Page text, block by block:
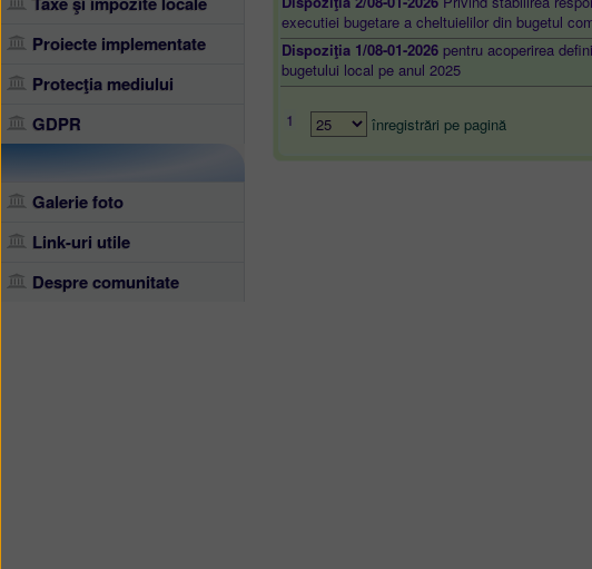
Proiecte implementate
Protecţia mediului
GDPR
Galerie foto
Link-uri utile
Despre comunitate
executiei bugetare a cheltuielilor din bugetul
Dispoziţia 1/08-01-2026 pentru acoperirea
bugetului local pe anul 2025
1 înregistrări pe pagină